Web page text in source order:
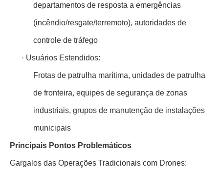
departamentos de resposta a emergências
(incêndio/resgate/terremoto), autoridades de
controle de tráfego
· Usuários Estendidos:
Frotas de patrulha marítima, unidades de patrulha
de fronteira, equipes de segurança de zonas
industriais, grupos de manutenção de instalações
municipais
Principais Pontos Problemáticos
Gargalos das Operações Tradicionais com Drones: